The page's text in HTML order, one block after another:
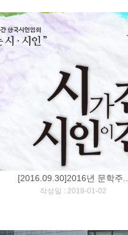
[2016.09.30]2016년 문학주..
작성일 : 2018-01-02